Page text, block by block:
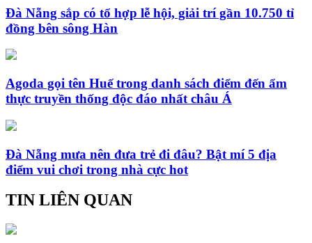
Đà Nẵng sắp có tổ hợp lễ hội, giải trí gần 10.750 tỉ
đồng bên sông Hàn
Agoda gọi tên Huế trong danh sách điểm đến ẩm
thực truyền thống độc đáo nhất châu Á
Đà Nẵng mưa nên đưa trẻ đi đâu? Bật mí 5 địa
điểm vui chơi trong nhà cực hot
TIN LIÊN QUAN